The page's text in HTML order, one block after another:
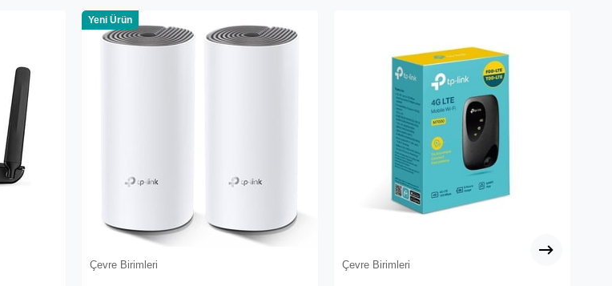
Çevre Birimleri
Yeni Ürün
Çevre Birimleri